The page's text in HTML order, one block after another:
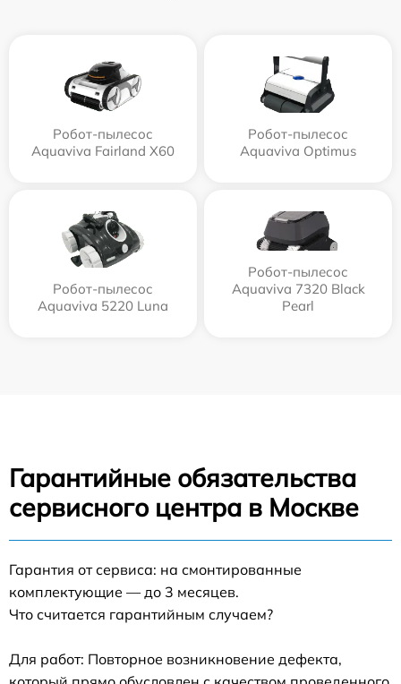
Робот-пылесос
Aquaviva Fairland X60
Робот-пылесос
Aquaviva Optimus
Робот-пылесос
Aquaviva 5220 Luna
Робот-пылесос
Aquaviva 7320 Black
Pearl
Гарантийные обязательства
сервисного центра в Москве
Гарантия от сервиса: на смонтированные
комплектующие — до 3 месяцев.
Что считается гарантийным случаем?
Для работ: Повторное возникновение дефекта,